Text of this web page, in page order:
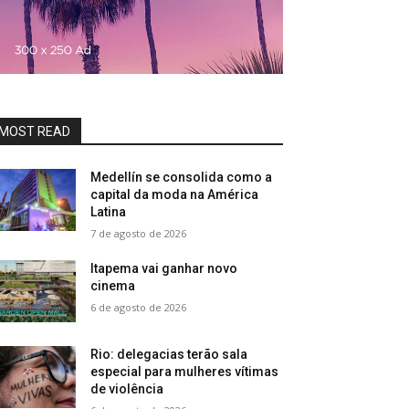
READ
Medellín se consolida como a
capital da moda na América
Latina
7 de agosto de 2026
Itapema vai ganhar novo
cinema
6 de agosto de 2026
Rio: delegacias terão sala
especial para mulheres vítimas
de violência